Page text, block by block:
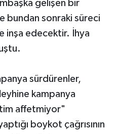
gelişen bir
bundan sonraki süreci
inşa edecektir. İhya
sürdürenler,
kampanya
affetmiyor"
boykot çağrısının